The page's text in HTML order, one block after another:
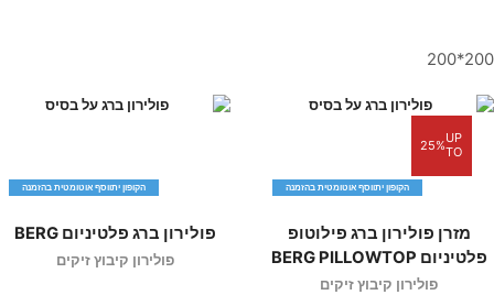
200*200
UP
TO
25%
הקופון יתווסף אוטומטית בהזמנה
מזרן פולירון ברג פילוטופ
פלטיניום BERG PILLOWTOP
פולירון קיבוץ זיקים
הקופון יתווסף אוטומטית בהזמנה
פולירון ברג פלטיניום BERG
פולירון קיבוץ זיקים